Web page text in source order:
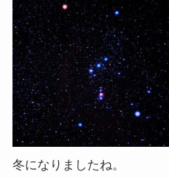
冬になりましたね。